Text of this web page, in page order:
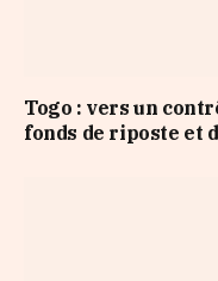
Togo : vers un
fonds de riposte et